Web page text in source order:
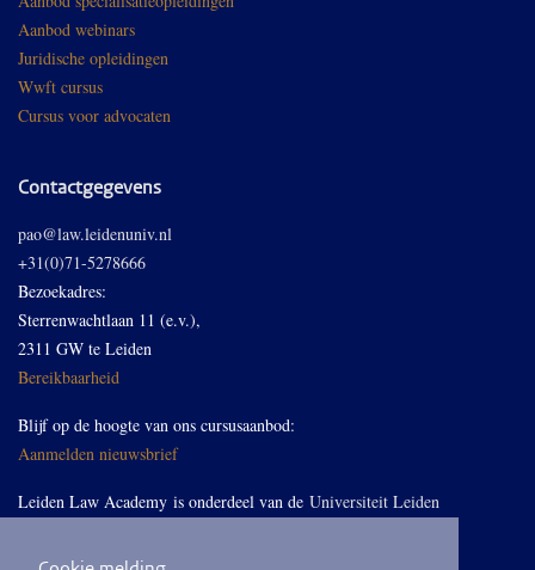
Aanbod webinars
Juridische opleidingen
Wwft cursus
Cursus voor advocaten
Contactgegevens
pao@law.leidenuniv.nl
+31(0)71-5278666
Bezoekadres:
Sterrenwachtlaan 11 (e.v.),
2311 GW te Leiden
Bereikbaarheid
Blijf op de hoogte van ons cursusaanbod:
Aanmelden nieuwsbrief
Leiden Law Academy is onderdeel van de Universiteit Leiden